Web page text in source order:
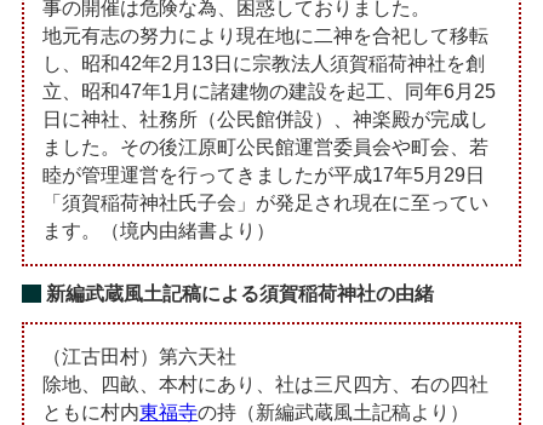
事の開催は危険な為、困惑しておりました。
地元有志の努力により現在地に二神を合祀して移転
し、昭和42年2月13日に宗教法人須賀稲荷神社を創
立、昭和47年1月に諸建物の建設を起工、同年6月25
日に神社、社務所（公民館併設）、神楽殿が完成し
ました。その後江原町公民館運営委員会や町会、若
睦が管理運営を行ってきましたが平成17年5月29日
「須賀稲荷神社氏子会」が発足され現在に至ってい
ます。（境内由緒書より）
新編武蔵風土記稿による須賀稲荷神社の由緒
（江古田村）第六天社
除地、四畝、本村にあり、社は三尺四方、右の四社
ともに村内東福寺の持（新編武蔵風土記稿より）